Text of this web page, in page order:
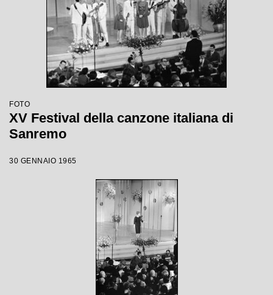
FOTO
XV Festival della canzone italiana di
Sanremo
30 GENNAIO 1965